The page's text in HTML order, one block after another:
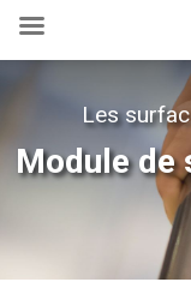
Module de
Les